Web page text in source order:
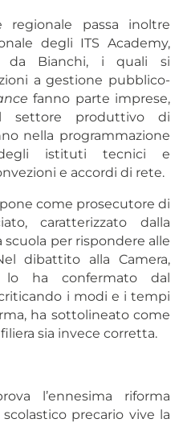
regionale passa inoltre
degli ITS Academy,
da Bianchi, i quali si
a gestione pubblico-
fanno parte imprese,
settore produttivo di
nella programmazione
degli istituti tecnici e
e accordi di rete.
come prosecutore di
caratterizzato dalla
per rispondere alle
dibattito alla Camera,
lo ha confermato dal
i modi e i tempi
ha sottolineato come
sia invece corretta.
l’ennesima riforma
precario vive la